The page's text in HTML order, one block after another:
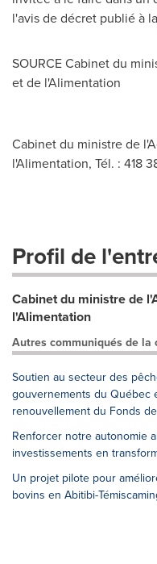
l'avis de décret publié à la
SOURCE Cabinet du
et de l'Alimentation
Cabinet du ministre de
l'Alimentation, Tél. : 418
Profil de
Cabinet du ministre de
l'Alimentation
Autres communiqués de la
Soutien au secteur des
gouvernements du Québec
renouvellement du Fonds
Renforcer notre autonomie
investissements en
Un projet pilote pour
bovins en Abitibi-